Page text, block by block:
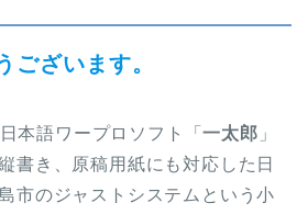
ございます。
本語ワープロソフト「一太郎 」
書き、原稿用紙にも対応した日
市のジャストシステムという小